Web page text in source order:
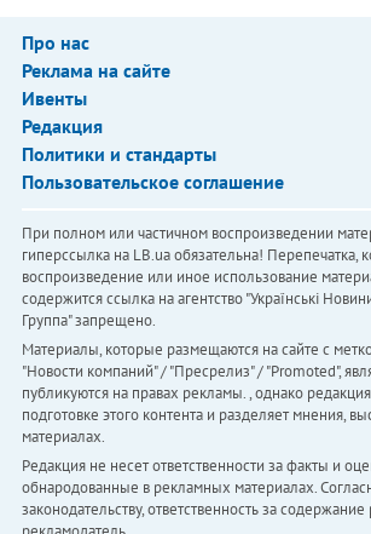
Про нас
Реклама на сайте
Ивенты
Редакция
Политики и стандарты
Пользовательское соглашение
При полном или частичном воспроизведении
гиперссылка на LB.ua обязательна! Перепечатка,
воспроизведение или иное использование
содержится ссылка на агентство "Українськi
Группа" запрещено.
Материалы, которые размещаются на сайте с
"Новости компаний" / "Пресрелиз" / "Promoted",
публикуются на правах рекламы. , однако редакция
подготовке этого контента и разделяет мнения,
материалах.
Редакция не несет ответственности за факты и
обнародованные в рекламных материалах.
законодательству, ответственность за